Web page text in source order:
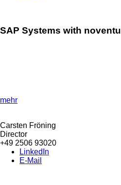
SAP Systems with
mehr
Carsten Fröning
Director
+49 2506 93020
LinkedIn
E-Mail